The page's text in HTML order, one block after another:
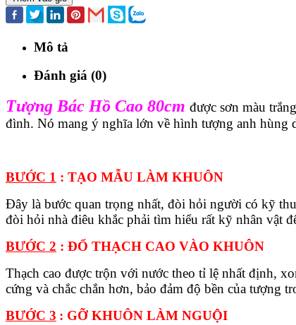
Mô tả
Đánh giá (0)
Tượng Bác Hồ Cao 80cm được sơn màu
đình. Nó mang ý nghĩa lớn về hình tượng anh hùng
BƯỚC 1 : TẠO MẪU LÀM KHUÔN
Đây là bước quan trọng nhất, đòi hỏi người có kỹ
đòi hỏi nhà điêu khắc phải tìm hiểu rất kỹ nhân vật
BƯỚC 2 : ĐỔ THẠCH CAO VÀO KHUÔN
Thạch cao được trộn với nước theo tỉ lệ nhất định,
cứng và chắc chắn hơn, bảo đảm độ bền của tượng
BƯỚC 3 : GỠ KHUÔN LÀM NGUỘI